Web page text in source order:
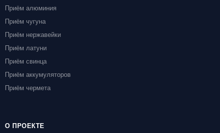
Приём алюминия
Приём чугуна
Приём нержавейки
Приём латуни
Приём свинца
Приём аккумуляторов
Приём чермета
О ПРОЕКТЕ